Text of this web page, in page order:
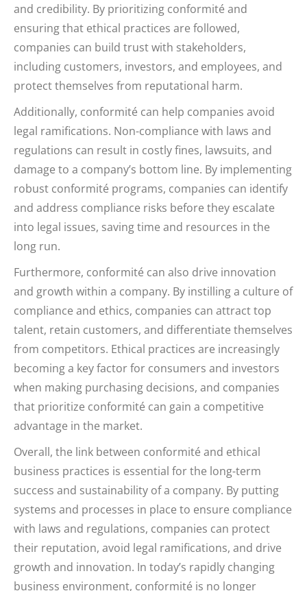
and credibility. By prioritizing conformité and
ensuring that ethical practices are followed,
companies can build trust with stakeholders,
including customers, investors, and employees, and
protect themselves from reputational harm.
Additionally, conformité can help companies avoid
legal ramifications. Non-compliance with laws and
regulations can result in costly fines, lawsuits, and
damage to a company’s bottom line. By implementing
robust conformité programs, companies can identify
and address compliance risks before they escalate
into legal issues, saving time and resources in the
long run.
Furthermore, conformité can also drive innovation
and growth within a company. By instilling a culture of
compliance and ethics, companies can attract top
talent, retain customers, and differentiate themselves
from competitors. Ethical practices are increasingly
becoming a key factor for consumers and investors
when making purchasing decisions, and companies
that prioritize conformité can gain a competitive
advantage in the market.
Overall, the link between conformité and ethical
business practices is essential for the long-term
success and sustainability of a company. By putting
systems and processes in place to ensure compliance
with laws and regulations, companies can protect
their reputation, avoid legal ramifications, and drive
growth and innovation. In today’s rapidly changing
business environment, conformité is no longer